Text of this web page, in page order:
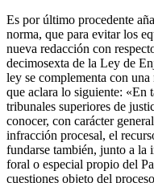
Es por último procedente
norma, que para evitar los
nueva redacción con
decimosexta de la Ley de
ley se complementa con
que aclara lo siguiente: «En
tribunales superiores de
conocer, con carácter
infracción procesal, el
fundarse también, junto a la
foral o especial propio del
cuestiones objeto del